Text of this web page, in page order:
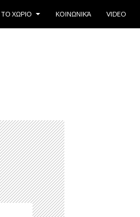
ΤΟ ΧΩΡΙΟ ΚΟΙΝΩΝΙΚΆ VIDEO